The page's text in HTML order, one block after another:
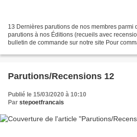
13 Dernières parutions de nos membres parmi
parutions à nos Éditions (recueils avec
bulletin de commande sur notre site Pour
Parutions/Recensions 12
Publié le 15/03/2020 à 10:10
Par stepoetfrancais